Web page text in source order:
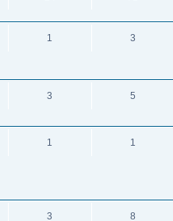
1 3
3 5
1 1
3 8